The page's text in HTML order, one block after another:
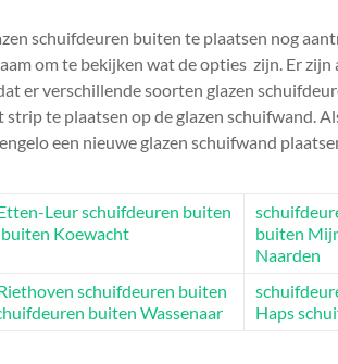
schuifdeuren buiten te plaatsen nog
om te bekijken wat de opties zijn. Er
er verschillende soorten glazen
strip te plaatsen op de glazen schuifwand.
een nieuwe glazen schuifwand
Leurschuifdeuren buiten
Koewacht
buiten
Naarden
schuifdeuren buiten
buiten Wassenaar
Haps